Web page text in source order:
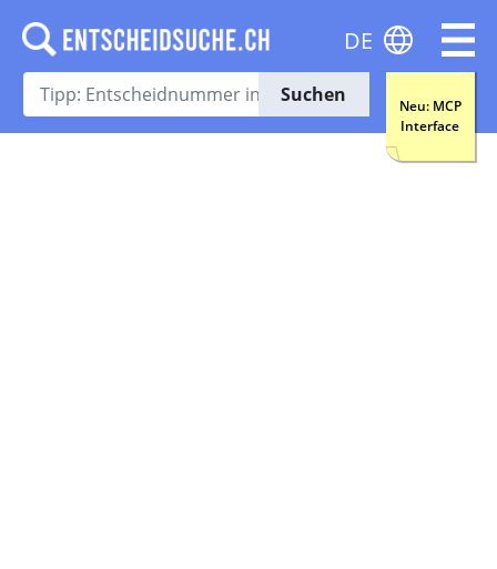
Suchen
Neu: MCP
Interface
DE